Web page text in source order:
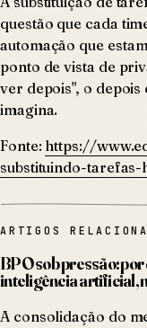
questão que cada
automação que
ponto de vista de
ver depois", o
imagina.
Fonte: https://
substituindo-tarefas-
ARTIGOS
BPO sob pressão:
inteligência artificial,
A consolidação do